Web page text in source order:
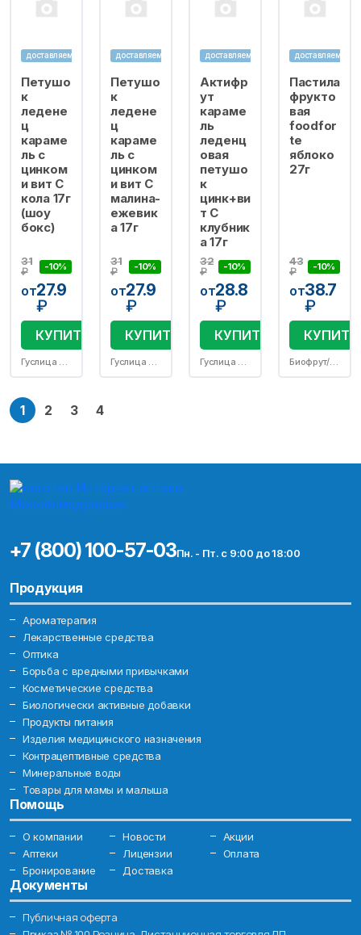
доставляем
Петушо
к
ледене
ц
караме
ль с
цинком
и вит С
кола 17г
(шоу
бокс)
31
₽
-10%
от27.9
₽
КУПИТЬ
Гуслица ООО
доставляем
Петушо
к
ледене
ц
караме
ль с
цинком
и вит С
малина-
ежевик
а 17г
31
₽
-10%
от27.9
₽
КУПИТЬ
Гуслица ООО
доставляем
Актифр
ут
караме
ль
леденц
овая
петушо
к
цинк+ви
т С
клубник
а 17г
32
₽
-10%
от28.8
₽
КУПИТЬ
Гуслица ООО
доставляем
Пастила
фрукто
вая
foodfor
te
яблоко
27г
43
₽
-10%
от38.7
₽
КУПИТЬ
Биофрут/Пульс
1 2 3 4
+7 (800) 100-57-03Пн. - Пт. с 9:00 до 18:00
Продукция
Ароматерапия
Лекарственные средства
Оптика
Борьба с вредными привычками
Косметические средства
Биологически активные добавки
Продукты питания
Изделия медицинского назначения
Контрацептивные средства
Минеральные воды
Товары для мамы и малыша
Помощь
О компании Новости
Акции
Аптеки
Лицензии
Оплата
Бронирование
Доставка
Документы
Публичная оферта